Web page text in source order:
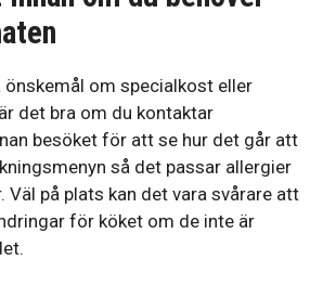
önskemål om specialkost eller
det bra om du kontaktar
besöket för att se hur det går att
så det passar allergier
Väl på plats kan det vara svårare att
för köket om de inte är